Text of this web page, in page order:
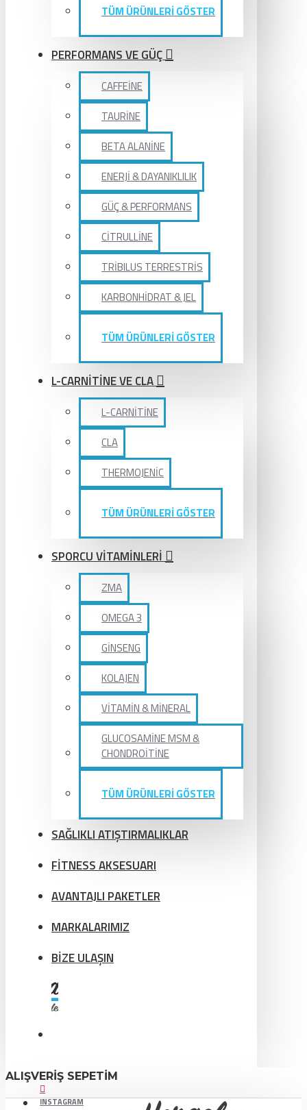
TÜM ÜRÜNLERİ GÖSTER
PERFORMANS VE GÜÇ
CAFFEİNE
TAURİNE
BETA ALANİNE
ENERJİ & DAYANIKLILIK
GÜÇ & PERFORMANS
CİTRULLİNE
TRİBILUS TERRESTRİS
KARBONHİDRAT & JEL
TÜM ÜRÜNLERİ GÖSTER
L-CARNİTİNE VE CLA
L-CARNİTİNE
CLA
THERMOJENİC
TÜM ÜRÜNLERİ GÖSTER
SPORCU VİTAMİNLERİ
ZMA
OMEGA 3
GİNSENG
KOLAJEN
VİTAMİN & MİNERAL
GLUCOSAMİNE MSM &
CHONDROİTİNE
TÜM ÜRÜNLERİ GÖSTER
SAĞLIKLI ATIŞTIRMALIKLAR
FİTNESS AKSESUARI
AVANTAJLI PAKETLER
MARKALARIMIZ
BİZE ULAŞIN
ALIŞVERIŞ SEPETIM
INSTAGRAM